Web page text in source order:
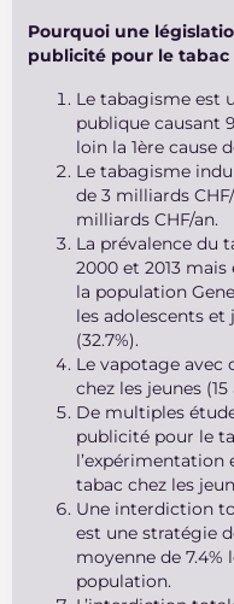
Pourquoi une
publicité pour le tabac
Le tabagisme est
publique causant
loin la 1ère cause
Le tabagisme
de 3 milliards
milliards CHF/an.
La prévalence du
2000 et 2013
la population
les adolescents et
(32.7%).
Le vapotage
chez les jeunes (15
De multiples
publicité pour le
tabac chez les
Une interdiction
est une stratégie
moyenne de
population.